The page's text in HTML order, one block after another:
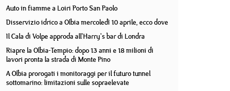
Auto in fiamme a Loiri Porto San Paolo
Disservizio idrico a Olbia mercoledì 10 aprile, ecco dove
Il Cala di Volpe approda all'Harry's bar di Londra
Riapre la Olbia-Tempio: dopo 13 anni e 18 milioni di
lavori pronta la strada di Monte Pino
A Olbia prorogati i monitoraggi per il futuro tunnel
sottomarino: limitazioni sulle sopraelevate